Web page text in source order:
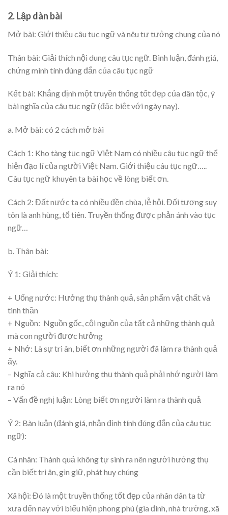
2. Lập dàn bài
Mở bài: Giới thiệu câu tục ngữ và nêu tư tưởng chung của nó
Thân bài: Giải thích nội dung câu tục ngữ. Bình luận, đánh giá,
chứng minh tính đúng đắn của câu tục ngữ
Kết bài: Khẳng định một truyền thống tốt đẹp của dân tộc, ý
bài nghĩa của câu tục ngữ (đặc biệt với ngày nay).
a. Mở bài: có 2 cách mở bài
Cách 1: Kho tàng tục ngữ Việt Nam có nhiều câu tục ngữ thể
hiện đạo lí của người Việt Nam. Giới thiệu câu tục ngữ…..
Câu tục ngữ khuyên ta bài học về lòng biết ơn.
Cách 2: Đất nước ta có nhiều đền chùa, lễ hội. Đối tượng suy
tôn là anh hùng, tổ tiên. Truyền thống được phản ánh vào tục
ngữ…
b. Thân bài:
Ý 1: Giải thích:
+ Uống nước: Hưởng thụ thành quả, sản phẩm vật chất và
tinh thần
+ Nguồn: Nguồn gốc, cội nguồn của tất cả những thành quả
mà con người được hưởng
+ Nhớ: Là sự tri ân, biết ơn những người đã làm ra thành quả
ấy.
– Nghĩa cả câu: Khi hưởng thụ thành quả phải nhớ người làm
ra nó
– Vấn đề nghị luận: Lòng biết ơn người làm ra thành quả
Ý 2: Bàn luận (đánh giá, nhận định tính đúng đắn của câu tục
ngữ):
Cá nhân: Thành quả không tự sinh ra nên người hưởng thụ
cần biết tri ân, gìn giữ, phát huy chúng
Xã hội: Đó là một truyền thống tốt đẹp của nhân dân ta từ
xưa đến nay với biểu hiện phong phú (gia đình, nhà trường, xã